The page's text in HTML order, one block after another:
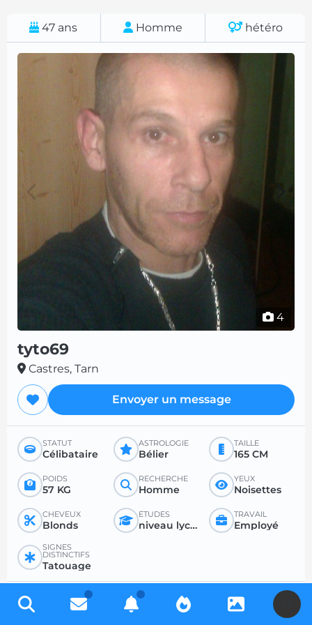
47 ans Homme hétéro
4
tyto69
Castres, Tarn
Envoyer un message
STATUT
Célibataire
ASTROLOGIE
Bélier
TAILLE
165 CM
POIDS
57 KG
RECHERCHE
Homme
YEUX
Noisettes
CHEVEUX
Blonds
ÉTUDES
niveau lycée ou inférieur
TRAVAIL
Employé
SIGNES
DISTINCTIFS
Tatouage
PROFIL RECHERCHÉ
ÂGE SOUHAITÉ